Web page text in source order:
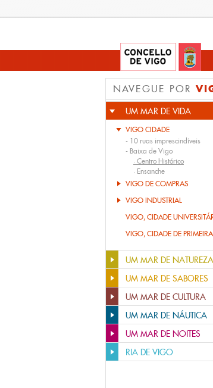
NAVEGUE POR
UM MAR DE VIDA
VIGO CIDADE
- 10 ruas imprescindíveis
- Baixa de Vigo
· Centro Histórico
· Ensanche
VIGO DE COMPRAS
VIGO INDUSTRIAL
VIGO, CIDADE
VIGO, CIDADE DE PRIMEIRA
UM MAR DE NATUREZA
UM MAR DE SABORES
UM MAR DE CULTURA
UM MAR DE NÁUTICA
UM MAR DE NOITES
RIA DE VIGO